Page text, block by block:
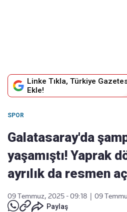
Linke Tıkla, Türkiye
Ekle!
SPOR
Galatasaray'da
yaşamıştı! Yaprak
ayrılık da resmen
09 Temmuz, 2025 - 09:18
09
Paylaş